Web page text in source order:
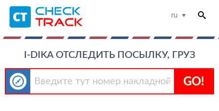
ru
I-DIKA ОТСЛЕДИТЬ ПОСЫЛКУ, ГРУЗ
GO!